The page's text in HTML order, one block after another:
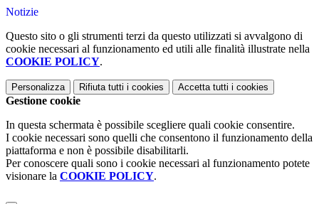
Notizie
Questo sito o gli strumenti terzi da questo utilizzati si avvalgono di
cookie necessari al funzionamento ed utili alle finalità illustrate nella
COOKIE POLICY.
Personalizza Rifiuta tutti i cookies Accetta tutti i cookies
Gestione cookie
In questa schermata è possibile scegliere quali cookie consentire.
I cookie necessari sono quelli che consentono il funzionamento della
piattaforma e non è possibile disabilitarli.
Per conoscere quali sono i cookie necessari al funzionamento potete
visionare la COOKIE POLICY.